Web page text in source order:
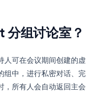
分组讨论室？
人可在会议期间创建的虚
组中，进行私密对话、完
，所有人会自动返回主会